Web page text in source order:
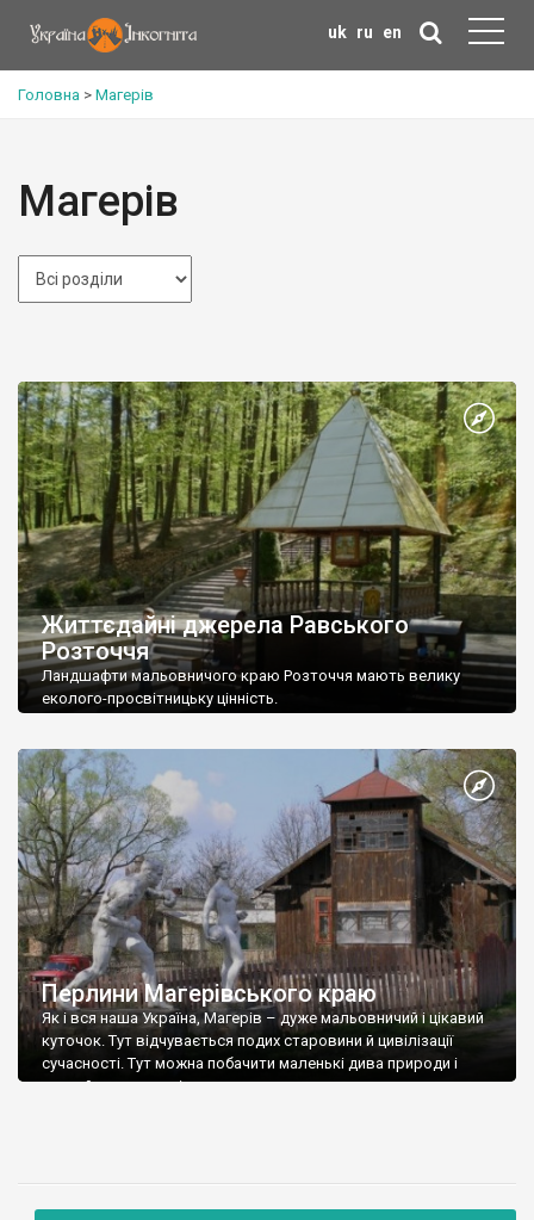
uk ru en
Головна > Магерів
Магерів
Життєдайні джерела Равського
Розточчя
Ландшафти мальовничого краю Розточчя мають велику
еколого-просвітницьку цінність.
Перлини Магерівського краю
Як і вся наша Україна, Магерів – дуже мальовничий і цікавий
куточок. Тут відчувається подих старовини й цивілізації
сучасності. Тут можна побачити маленькі дива природи і
познайомитись з цікавими працьовитими людьми.